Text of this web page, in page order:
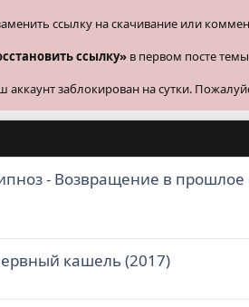
ссылку на скачивание или
ссылку» в первом посте
заблокирован на сутки.
- Возвращение в прошлое
кашель (2017)